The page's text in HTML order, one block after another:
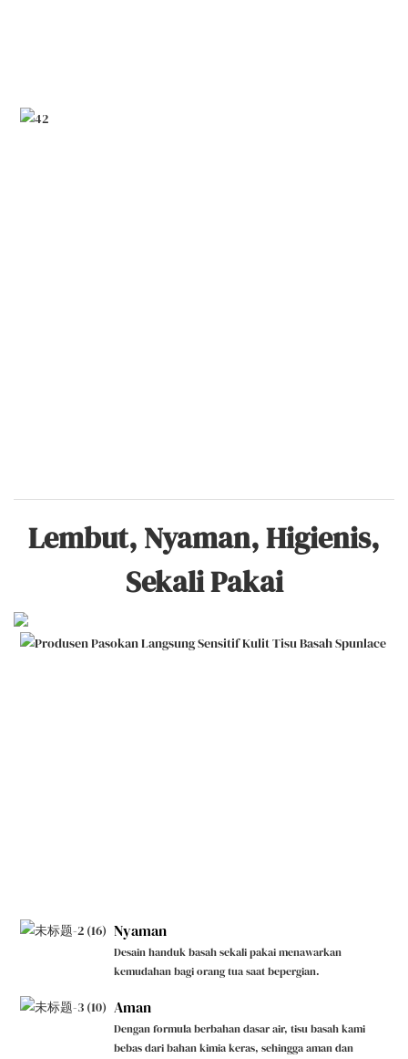
Lembut, Nyaman, Higienis,
Sekali Pakai
Nyaman
Desain handuk basah sekali pakai menawarkan
kemudahan bagi orang tua saat bepergian.
Aman
Dengan formula berbahan dasar air, tisu basah kami
bebas dari bahan kimia keras, sehingga aman dan